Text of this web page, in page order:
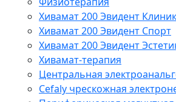
Хивамат 200 Эвидент Клиник
Хивамат 200 Эвидент Спорт
Хивамат 200 Эвидент
Хивамат-терапия
Центральная
Cefaly чреcкожная